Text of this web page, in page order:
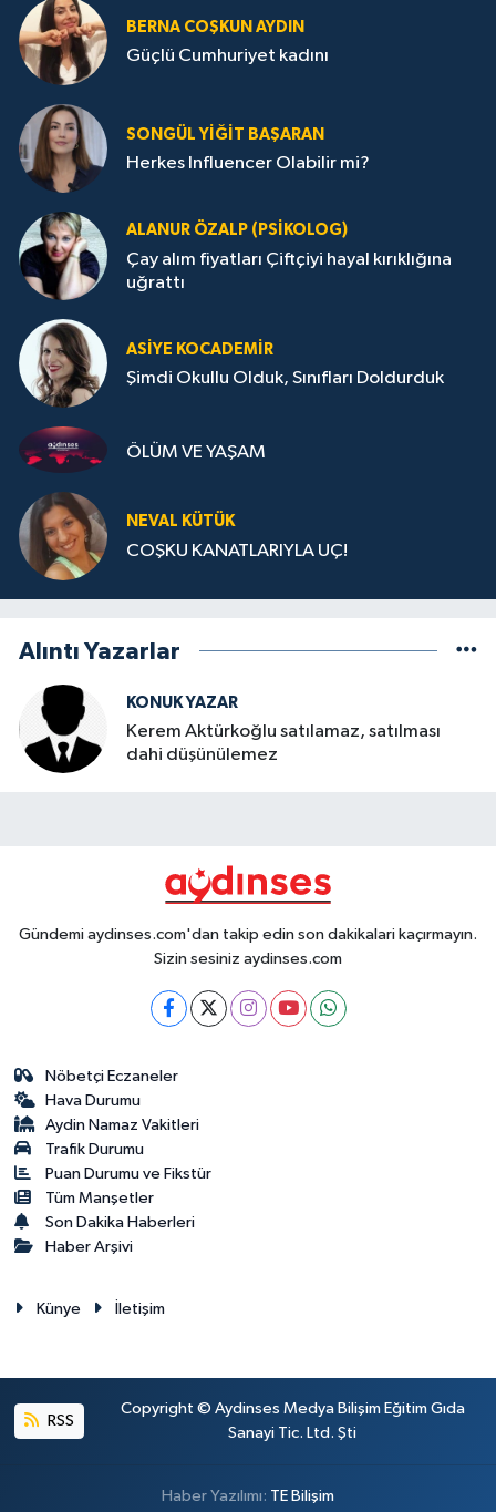
BERNA COŞKUN AYDIN
Güçlü Cumhuriyet kadını
SONGÜL YIĞIT BAŞARAN
Herkes Influencer Olabilir mi?
ALANUR ÖZALP (PSIKOLOG)
Çay alım fiyatları Çiftçiyi hayal kırıklığına
uğrattı
ASIYE KOCADEMİR
Şimdi Okullu Olduk, Sınıfları Doldurduk
ÖLÜM VE YAŞAM
NEVAL KÜTÜK
COŞKU KANATLARIYLA UÇ!
Alıntı Yazarlar
KONUK YAZAR
Kerem Aktürkoğlu satılamaz, satılması
dahi düşünülemez
Gündemi aydinses.com'dan takip edin son dakikalari kaçırmayın.
Sizin sesiniz aydinses.com
Nöbetçi Eczaneler
Hava Durumu
Aydin Namaz Vakitleri
Trafik Durumu
Puan Durumu ve Fikstür
Tüm Manşetler
Son Dakika Haberleri
Haber Arşivi
Künye İletişim
RSS
Copyright © Aydinses Medya Bilişim Eğitim Gıda
Sanayi Tic. Ltd. Şti
Haber Yazılımı: TE Bilişim